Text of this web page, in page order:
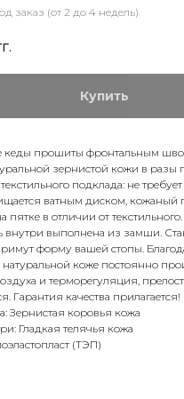
заказ (от 2 до 4 недель)
Купить
кеды прошиты фронтальным
зернистой кожи в разы
подклада: не
ватным диском, кожаный
пятке в отличии от
внутри выполнена из замши.
форму вашей стопы.
коже постоянно
и терморегуляция,
Гарантия качества прилагается!
Зернистая коровья кожа
Гладкая телячья кожа
(ТЭП)